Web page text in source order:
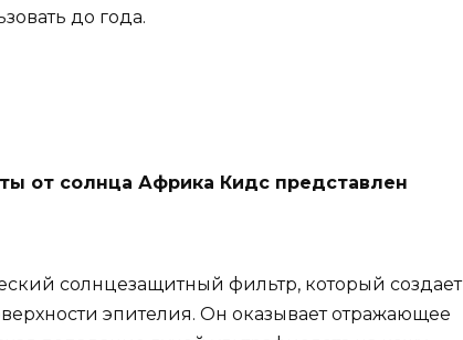
до года.
от солнца Африка Кидс представлен
солнцезащитный фильтр, который создает
эпителия. Он оказывает отражающее